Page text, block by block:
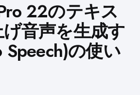
22のテキス
げ音声を生成す
Speech)の使い